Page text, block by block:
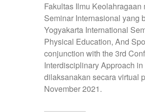
Fakultas Ilmu
Seminar Internasional yang
Yogyakarta International
Physical Education, And
conjunction with the 3rd
Interdisciplinary Approach
dilaksanakan secara virtual
November 2021.